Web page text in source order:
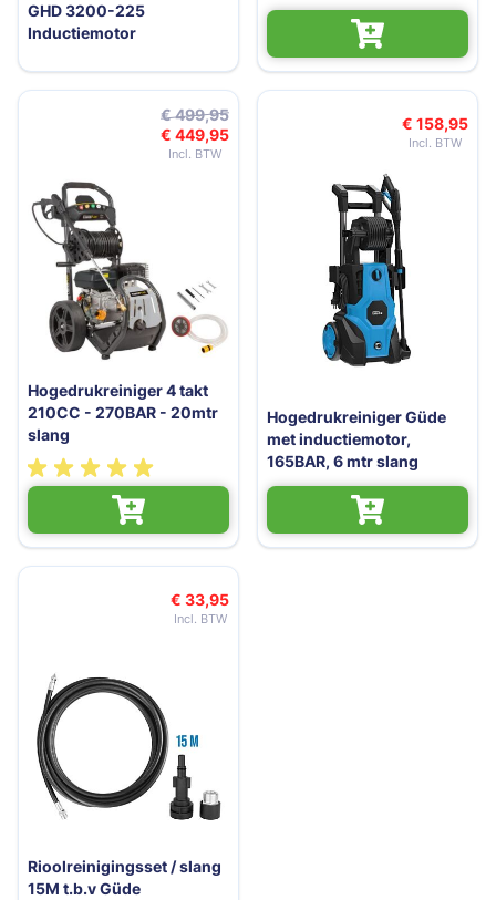
GHD 3200-225
Inductiemotor
€ 499,95
Speciale prijs
€ 449,95
Hogedrukreiniger 4 takt
210CC - 270BAR - 20mtr
slang
€ 158,95
Hogedrukreiniger Güde
met inductiemotor,
165BAR, 6 mtr slang
€ 33,95
Rioolreinigingsset / slang
15M t.b.v Güde